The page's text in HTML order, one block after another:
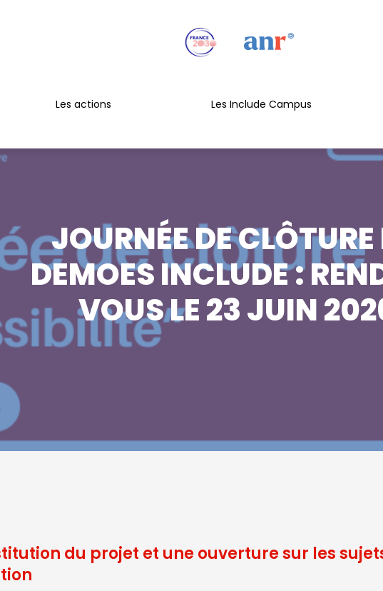
Les actions Les Include Campus
JOURNÉE DE
DEMOES INCLUDE :
VOUS LE 23 JUIN
du projet et une ouverture sur les